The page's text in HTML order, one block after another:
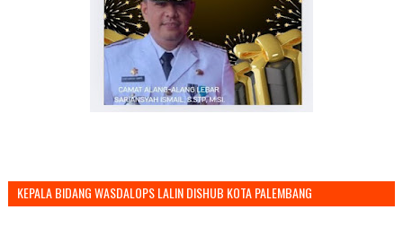
KEPALA BIDANG WASDALOPS LALIN DISHUB KOTA PALEMBANG